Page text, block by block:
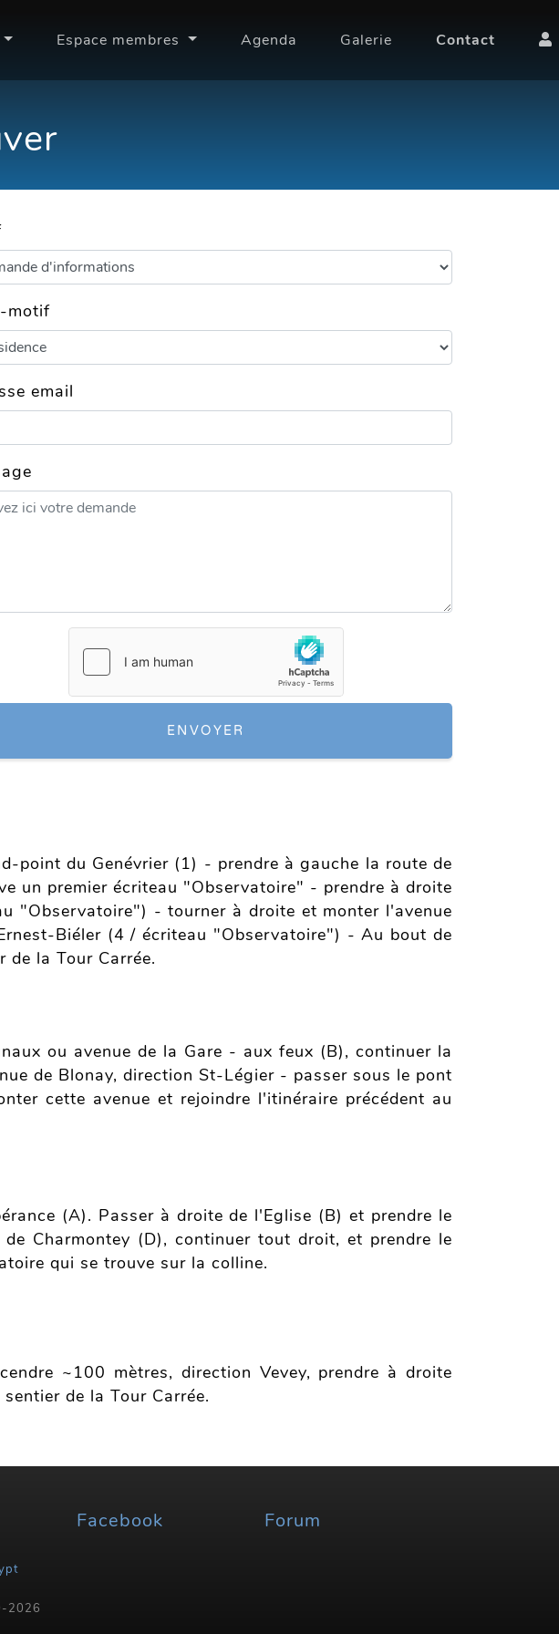
Espace membres Agenda Galerie Contact
motif
email
ENVOYER
point du Genévrier (1) - prendre à gauche la route de
un premier écriteau "Observatoire" - prendre à droite
"Observatoire") - tourner à droite et monter l'avenue
Biéler (4 / écriteau "Observatoire") - Au bout de
de la Tour Carrée.
ou avenue de la Gare - aux feux (B), continuer la
de Blonay, direction St-Légier - passer sous le pont
cette avenue et rejoindre l'itinéraire précédent au
(A). Passer à droite de l'Eglise (B) et prendre le
Charmontey (D), continuer tout droit, et prendre le
qui se trouve sur la colline.
~100 mètres, direction Vevey, prendre à droite
de la Tour Carrée.
Facebook Forum
2026